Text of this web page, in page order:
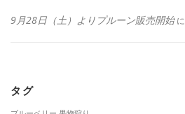
9月28日（土）よりプルーン販売開始に
タグ